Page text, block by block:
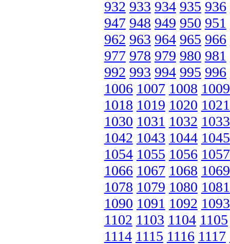
932 933 934 935 936
947 948 949 950 951
962 963 964 965 966
977 978 979 980 981
992 993 994 995 996
1006 1007 1008 1009
1018 1019 1020 1021
1030 1031 1032 1033
1042 1043 1044 1045
1054 1055 1056 1057
1066 1067 1068 1069
1078 1079 1080 1081
1090 1091 1092 1093
1102 1103 1104 1105
1114 1115 1116 1117